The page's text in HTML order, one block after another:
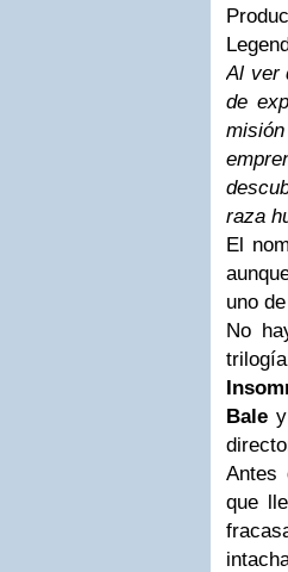
Al ver
de
raza
El
uno
No
Bale y
Antes
que